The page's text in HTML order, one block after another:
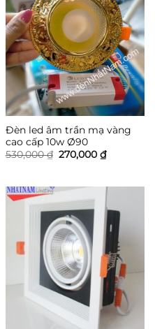
Đèn led âm trần mạ vàng
cao cấp 10w Ø90
530,000₫ Giá
gốc
270,000 ₫Giá
hiện
270,000 ₫.